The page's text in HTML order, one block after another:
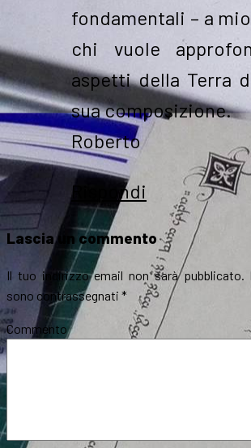
fondamentali – a
chi vuole
aspetti della Terra
sua composizione.
Roberto
Rispondi
Lascia un commento
Il tuo indirizzo email non sarà pubblicato.
sono contrassegnati *